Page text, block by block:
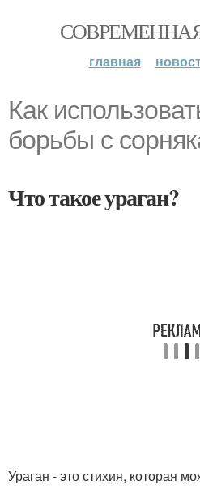
главная
Как
борьбы с
Что такое ураган?
Ураган - это стихия, которая